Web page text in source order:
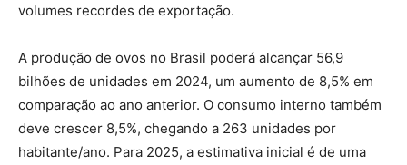
volumes recordes de exportação.
A produção de ovos no Brasil poderá alcançar 56,9
bilhões de unidades em 2024, um aumento de 8,5% em
comparação ao ano anterior. O consumo interno também
deve crescer 8,5%, chegando a 263 unidades por
habitante/ano. Para 2025, a estimativa inicial é de uma